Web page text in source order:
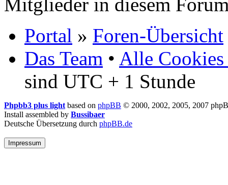
Portal » Foren-Übersicht
Das Team • Alle Cookies
sind UTC + 1 Stunde
Phpbb3 plus light based on phpBB © 2000, 2002, 2005, 2007
Install assembled by Bussibaer
Deutsche Übersetzung durch phpBB.de